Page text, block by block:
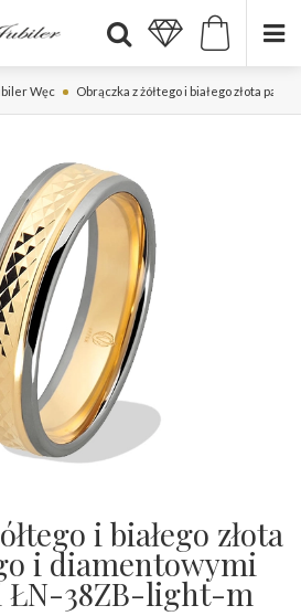
Węc Obrączka z żółtego i białego złota
i białego złota
i diamentowymi
ŁN-38ZB-light-m